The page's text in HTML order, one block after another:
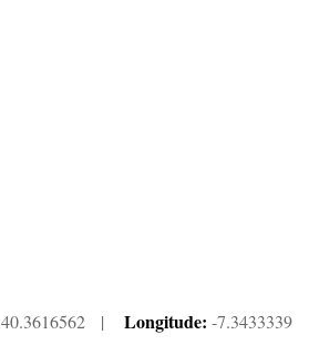
40.3616562 | Longitude: -7.3433339